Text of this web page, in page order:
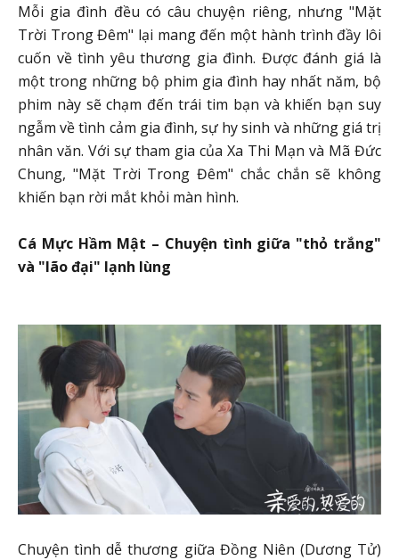
Mỗi gia đình đều có câu chuyện riêng, nhưng "Mặt
Trời Trong Đêm" lại mang đến một hành trình đầy lôi
cuốn về tình yêu thương gia đình. Được đánh giá là
một trong những bộ phim gia đình hay nhất năm, bộ
phim này sẽ chạm đến trái tim bạn và khiến bạn suy
ngẫm về tình cảm gia đình, sự hy sinh và những giá trị
nhân văn. Với sự tham gia của Xa Thi Mạn và Mã Đức
Chung, "Mặt Trời Trong Đêm" chắc chắn sẽ không
khiến bạn rời mắt khỏi màn hình.
Cá Mực Hầm Mật – Chuyện tình giữa "thỏ trắng"
và "lão đại" lạnh lùng
Chuyện tình dễ thương giữa Đồng Niên (Dương Tử)